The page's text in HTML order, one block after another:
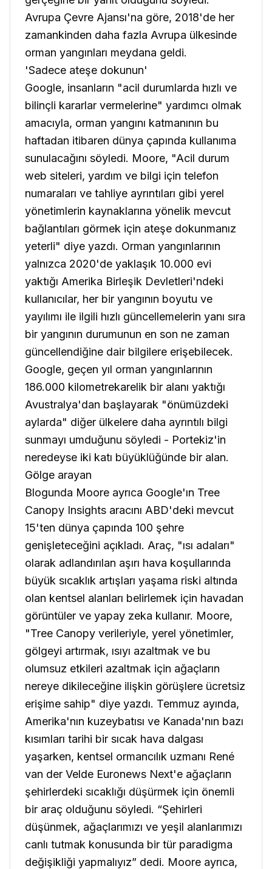
Avrupa Çevre Ajansı'na göre, 2018'de her
zamankinden daha fazla Avrupa ülkesinde
orman yangınları meydana geldi.
'Sadece ateşe dokunun'
Google, insanların "acil durumlarda hızlı ve
bilinçli kararlar vermelerine" yardımcı olmak
amacıyla, orman yangını katmanının bu
haftadan itibaren dünya çapında kullanıma
sunulacağını söyledi. Moore, "Acil durum
web siteleri, yardım ve bilgi için telefon
numaraları ve tahliye ayrıntıları gibi yerel
yönetimlerin kaynaklarına yönelik mevcut
bağlantıları görmek için ateşe dokunmanız
yeterli" diye yazdı. Orman yangınlarının
yalnızca 2020'de yaklaşık 10.000 evi
yaktığı Amerika Birleşik Devletleri'ndeki
kullanıcılar, her bir yangının boyutu ve
yayılımı ile ilgili hızlı güncellemelerin yanı sıra
bir yangının durumunun en son ne zaman
güncellendiğine dair bilgilere erişebilecek.
Google, geçen yıl orman yangınlarının
186.000 kilometrekarelik bir alanı yaktığı
Avustralya'dan başlayarak "önümüzdeki
aylarda" diğer ülkelere daha ayrıntılı bilgi
sunmayı umduğunu söyledi - Portekiz'in
neredeyse iki katı büyüklüğünde bir alan.
Gölge arayan
Blogunda Moore ayrıca Google'ın Tree
Canopy Insights aracını ABD'deki mevcut
15'ten dünya çapında 100 şehre
genişleteceğini açıkladı. Araç, "ısı adaları"
olarak adlandırılan aşırı hava koşullarında
büyük sıcaklık artışları yaşama riski altında
olan kentsel alanları belirlemek için havadan
görüntüler ve yapay zeka kullanır. Moore,
"Tree Canopy verileriyle, yerel yönetimler,
gölgeyi artırmak, ısıyı azaltmak ve bu
olumsuz etkileri azaltmak için ağaçların
nereye dikileceğine ilişkin görüşlere ücretsiz
erişime sahip" diye yazdı. Temmuz ayında,
Amerika'nın kuzeybatısı ve Kanada'nın bazı
kısımları tarihi bir sıcak hava dalgası
yaşarken, kentsel ormancılık uzmanı René
van der Velde Euronews Next'e ağaçların
şehirlerdeki sıcaklığı düşürmek için önemli
bir araç olduğunu söyledi. “Şehirleri
düşünmek, ağaçlarımızı ve yeşil alanlarımızı
canlı tutmak konusunda bir tür paradigma
değişikliği yapmalıyız” dedi. Moore ayrıca,